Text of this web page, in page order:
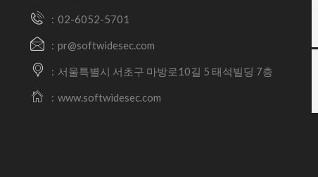
02-6052-5701
pr@softwidesec.com
서울특별시 서초구 마방로10길 5 태석빌딩 7층
www.softwidesec.com